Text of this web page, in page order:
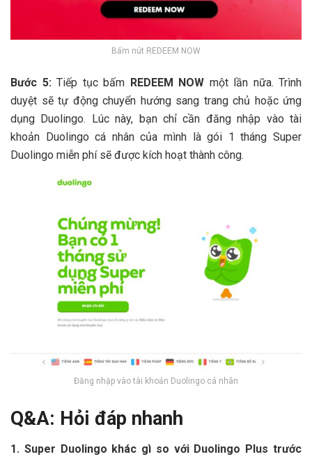
Bấm nút REDEEM NOW
Bước 5:Tiếp tục bấm REDEEM NOW một lần nữa. Trình
duyệt sẽ tự động chuyển hướng sang trang chủ hoặc ứng
dụng Duolingo. Lúc này, bạn chỉ cần đăng nhập vào tài
khoản Duolingo cá nhân của mình là gói 1 tháng Super
Duolingo miễn phí sẽ được kích hoạt thành công.
Đăng nhập vào tài khoản Duolingo cá nhân
Q&A: Hỏi đáp nhanh
1. Super Duolingo khác gì so với Duolingo Plus trước